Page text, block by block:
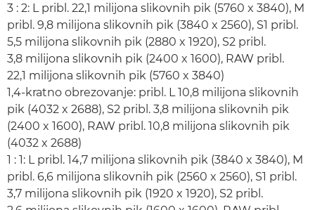
3 : 2: L pribl. 22,1 milijona slikovnih pik (5760 x 3840), M
pribl. 9,8 milijona slikovnih pik (3840 x 2560), S1 pribl.
5,5 milijona slikovnih pik (2880 x 1920), S2 pribl.
3,8 milijona slikovnih pik (2400 x 1600), RAW pribl.
22,1 milijona slikovnih pik (5760 x 3840)
1,4-kratno obrezovanje: pribl. L 10,8 milijona slikovnih
pik (4032 x 2688), S2 pribl. 3,8 milijona slikovnih pik
(2400 x 1600), RAW pribl. 10,8 milijona slikovnih pik
(4032 x 2688)
1 : 1: L pribl. 14,7 milijona slikovnih pik (3840 x 3840), M
pribl. 6,6 milijona slikovnih pik (2560 x 2560), S1 pribl.
3,7 milijona slikovnih pik (1920 x 1920), S2 pribl.